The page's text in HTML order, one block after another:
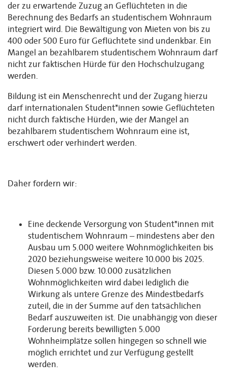
der zu erwartende Zuzug an Geflüchteten in die
Berechnung des Bedarfs an studentischem Wohnraum
integriert wird. Die Bewältigung von Mieten von bis zu
400 oder 500 Euro für Geflüchtete sind undenkbar. Ein
Mangel an bezahlbarem studentischem Wohnraum darf
nicht zur faktischen Hürde für den Hochschulzugang
werden.
Bildung ist ein Menschenrecht und der Zugang hierzu
darf internationalen Student*innen sowie Geflüchteten
nicht durch faktische Hürden, wie der Mangel an
bezahlbarem studentischem Wohnraum eine ist,
erschwert oder verhindert werden.
Daher fordern wir:
Eine deckende Versorgung von Student*innen mit
studentischem Wohnraum – mindestens aber den
Ausbau um 5.000 weitere Wohnmöglichkeiten bis
2020 beziehungsweise weitere 10.000 bis 2025.
Diesen 5.000 bzw. 10.000 zusätzlichen
Wohnmöglichkeiten wird dabei lediglich die
Wirkung als untere Grenze des Mindestbedarfs
zuteil, die in der Summe auf den tatsächlichen
Bedarf auszuweiten ist. Die unabhängig von dieser
Forderung bereits bewilligten 5.000
Wohnheimplätze sollen hingegen so schnell wie
möglich errichtet und zur Verfügung gestellt
werden.